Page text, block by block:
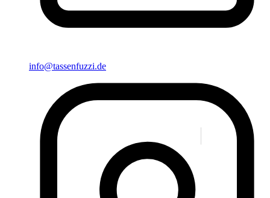
info@tassenfuzzi.de